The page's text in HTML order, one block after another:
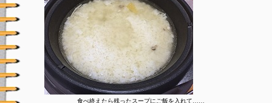
食べ終えたら残ったスープにご飯を入れて……